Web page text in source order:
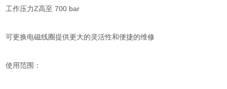
工作压力Z高至 700 bar
可更换电磁线圈提供更大的灵活性和便捷的维修
使用范围：